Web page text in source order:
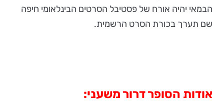
הבמאי יהיה אורח של פסטיבל הסרטים הבינלאומי חיפה
שם תערך בכורת הסרט הרשמית.
אודות הסופר דרור משעני: